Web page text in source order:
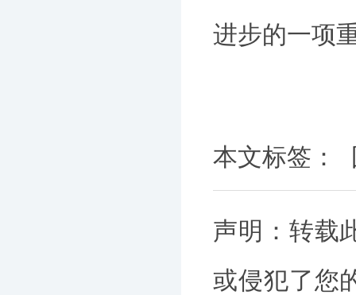
进步的一项
本文标签：
声明：转载
或侵犯了您